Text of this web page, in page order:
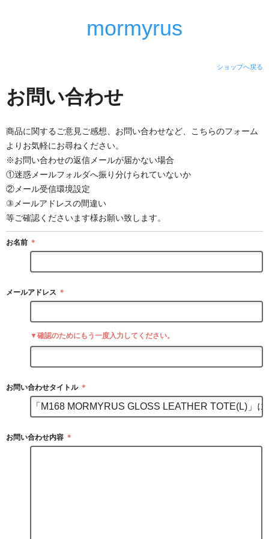
mormyrus
ショップへ戻る
お問い合わせ
商品に関するご意見ご感想、お問い合わせなど、こちらのフォーム
よりお気軽にお尋ねください。
※お問い合わせの返信メールが届かない場合
①迷惑メールフォルダへ振り分けられていないか
②メール受信環境設定
③メールアドレスの間違い
等ご確認くださいます様お願い致します。
お名前 ＊
メールアドレス ＊
▼確認のためにもう一度入力してください。
お問い合わせタイトル ＊
お問い合わせ内容 ＊